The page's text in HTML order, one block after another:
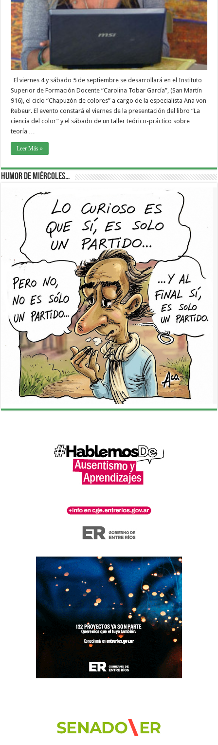
El viernes 4 y sábado 5 de septiembre se desarrollará en el Instituto
Superior de Formación Docente “Carolina Tobar García”, (San Martín
916), el ciclo “Chapuzón de colores” a cargo de la especialista Ana von
Rebeur. El evento constará el viernes de la presentación del libro “La
ciencia del color” y el sábado de un taller teórico-práctico sobre
teoría …
Leer Más »
Humor de Miércoles…